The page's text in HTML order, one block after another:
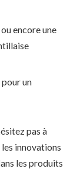
encore une
pour un
pas à
innovations
les produits